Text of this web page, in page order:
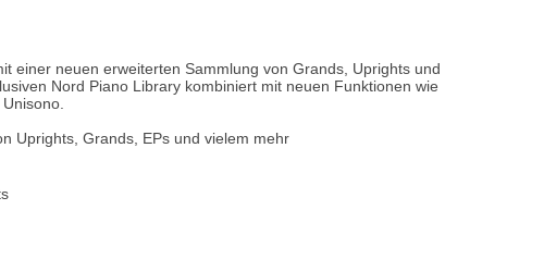
einer neuen erweiterten Sammlung von Grands, Uprights und
Nord Piano Library kombiniert mit neuen Funktionen wie
Uprights, Grands, EPs und vielem mehr